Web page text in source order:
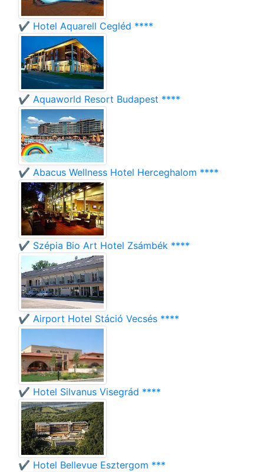
✔️ Hotel Aquarell Cegléd ****
✔️ Aquaworld Resort Budapest ****
✔️ Abacus Wellness Hotel Herceghalom ****
✔️ Szépia Bio Art Hotel Zsámbék ****
✔️ Airport Hotel Stáció Vecsés ****
✔️ Hotel Silvanus Visegrád ****
✔️ Hotel Bellevue Esztergom ***